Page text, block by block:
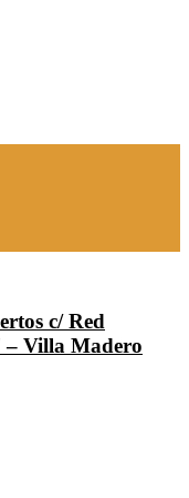
c/ Red
– Villa Madero